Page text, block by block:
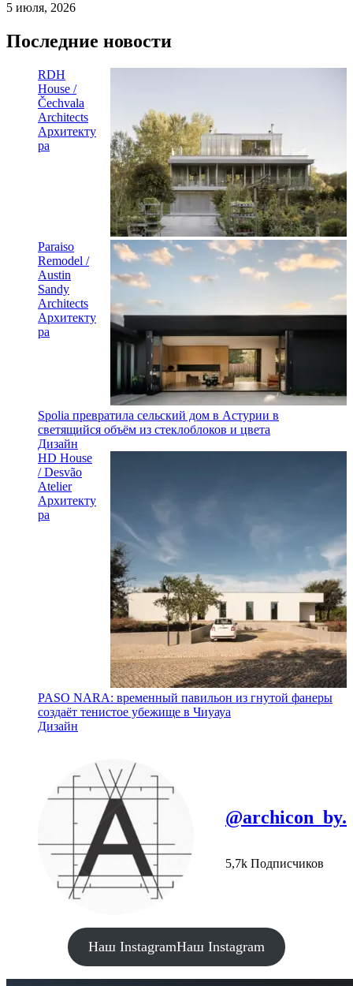
5 июля, 2026
Последние новости
RDH
House /
Čechvala
Architects
Архитекту
ра
Paraiso
Remodel /
Austin
Sandy
Architects
Архитекту
ра
Spolia превратила сельский дом в Астурии в
светящийся объём из стеклоблоков и цвета
Дизайн
HD House
/ Desvão
Atelier
Архитекту
ра
PASO NARA: временный павильон из гнутой фанеры
создаёт тенистое убежище в Чиуауа
Дизайн
@archicon_by.
5,7k Подписчиков
Наш InstagramНаш Instagram